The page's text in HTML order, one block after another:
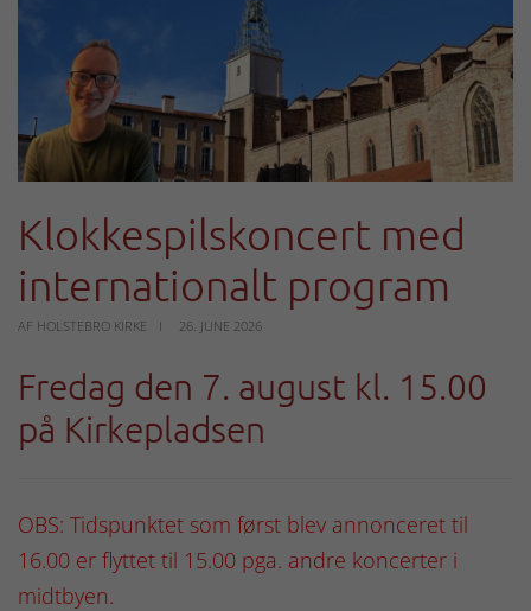
Klokkespilskoncert med
internationalt program
AF HOLSTEBRO KIRKE 26. JUNE 2026
Fredag den 7. august kl. 15.00
på Kirkepladsen
OBS: Tidspunktet som først blev annonceret til
16.00 er flyttet til 15.00 pga. andre koncerter i
midtbyen.